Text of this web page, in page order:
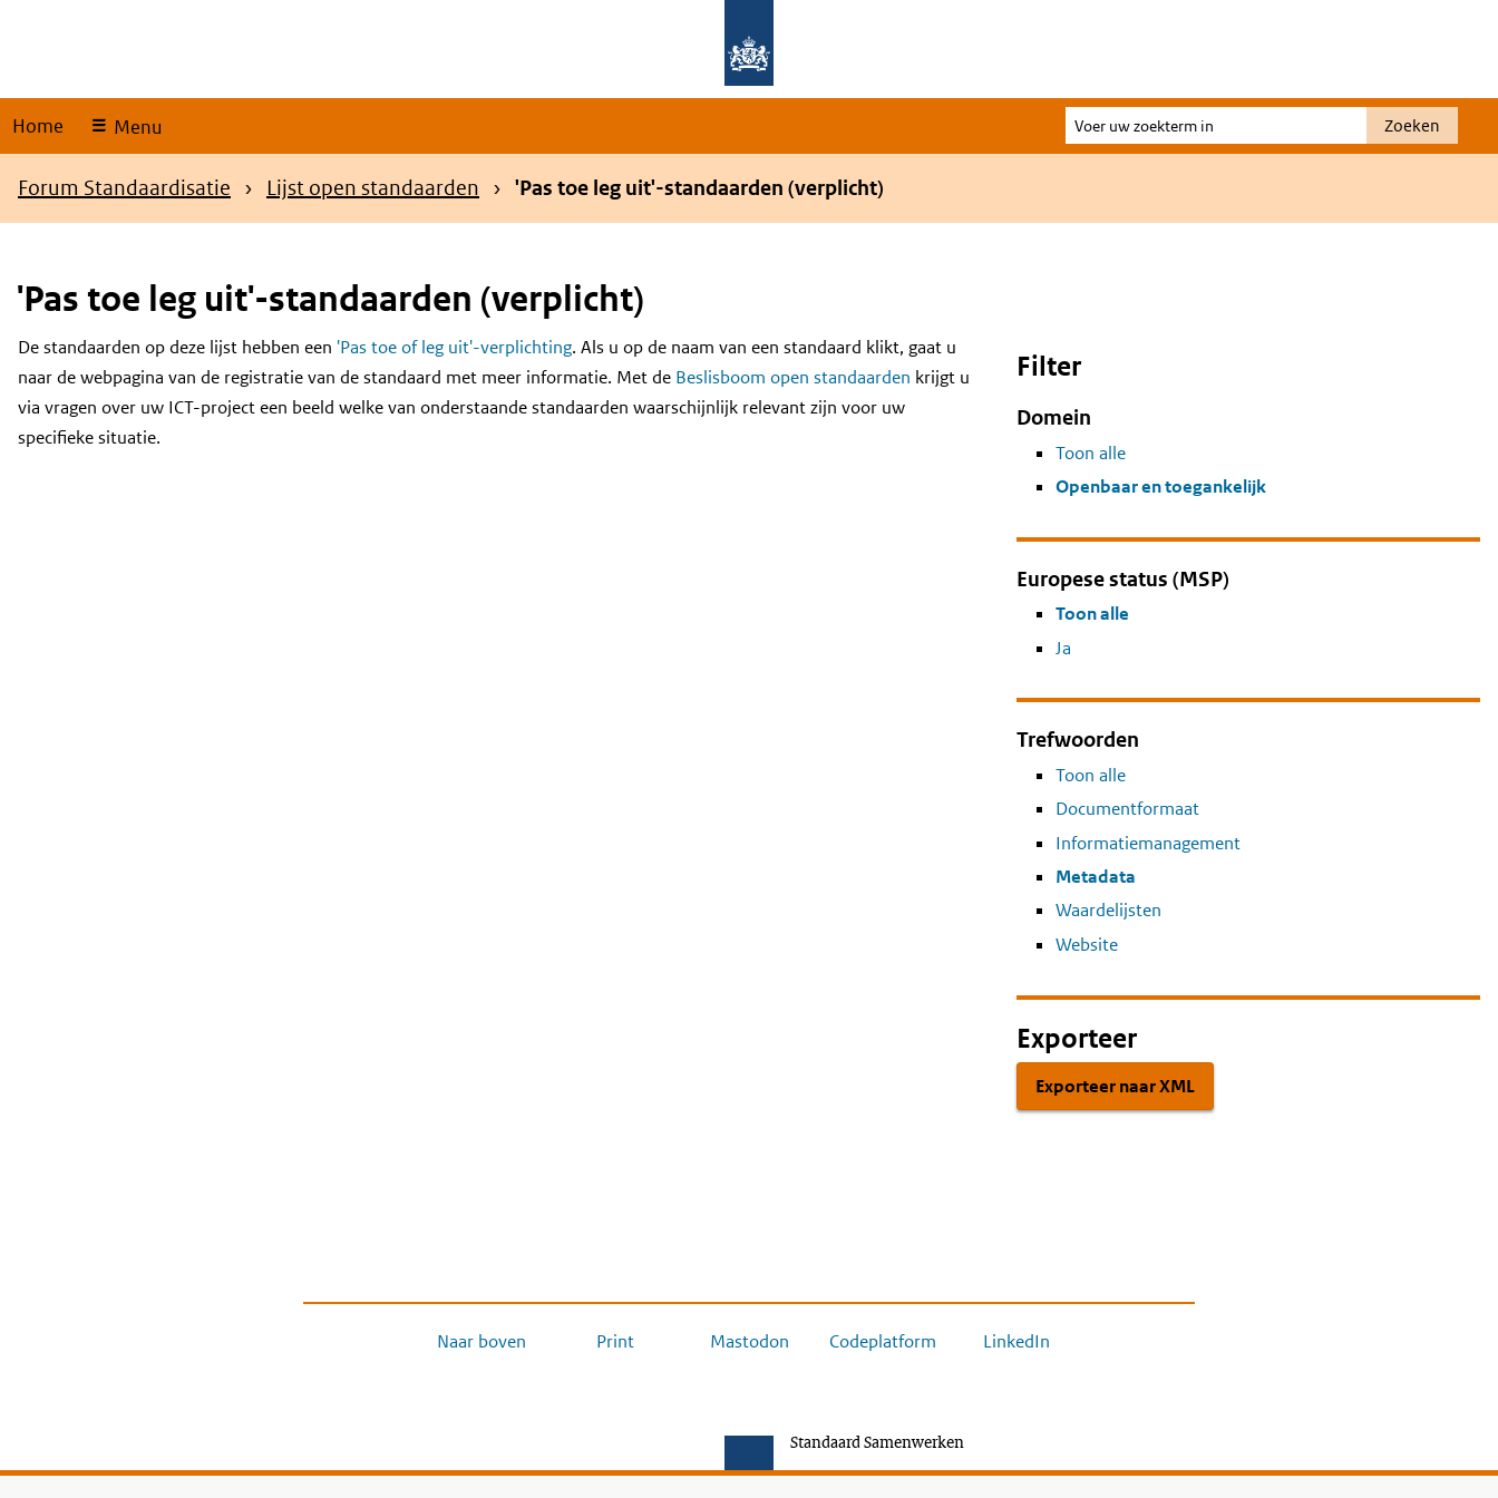
Home Menu
Voer
uw
Zoeken
Kruimelpad
Forum Standaardisatie Lijst open standaarden 'Pas toe leg uit'-standaarden (verplicht)
'Pas toe leg uit'-standaarden (verplicht)
Content
De standaarden op deze lijst hebben een 'Pas toe of leg uit'-verplichting. Als u op de naam van een standaard klikt, gaat u
naar de webpagina van de registratie van de standaard met meer informatie. Met de Beslisboom open standaarden krijgt u
via vragen over uw ICT-project een beeld welke van onderstaande standaarden waarschijnlijk relevant zijn voor uw
specifieke situatie.
Filter
Domein
Toon alle
Openbaar en toegankelijk
Europese status (MSP)
Toon alle
Ja
Trefwoorden
Toon alle
Documentformaat
Informatiemanagement
Metadata
Waardelijsten
Website
Exporteer
Exporteer naar XML
Naar boven Print Mastodon Codeplatform LinkedIn
Standaard Samenwerken